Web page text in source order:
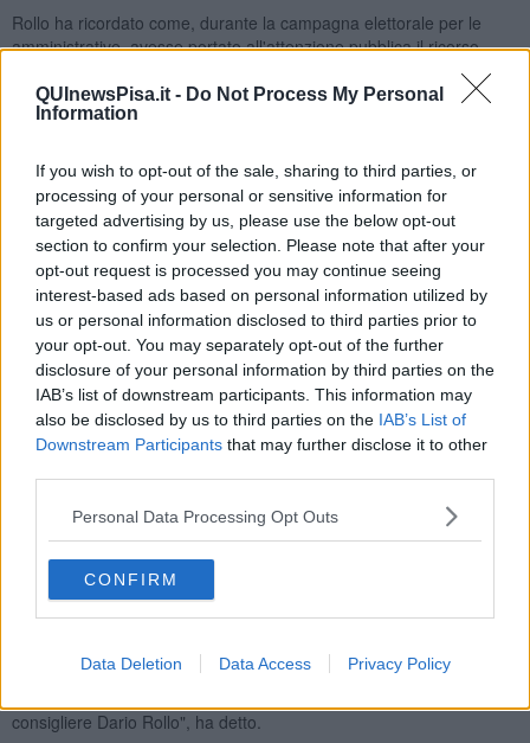
QUInewsPisa.it - Do Not Process My Personal
Information
If you wish to opt-out of the sale, sharing to third parties, or
processing of your personal or sensitive information for
targeted advertising by us, please use the below opt-out
section to confirm your selection. Please note that after your
opt-out request is processed you may continue seeing
interest-based ads based on personal information utilized by
us or personal information disclosed to third parties prior to
your opt-out. You may separately opt-out of the further
disclosure of your personal information by third parties on the
IAB’s list of downstream participants. This information may
also be disclosed by us to third parties on the IAB’s List of
Downstream Participants that may further disclose it to other
Personal Data Processing Opt Outs
CONFIRM
Data Deletion Data Access Privacy Policy
Rollo ha ricordato come, durante la campagna elettorale per le
amministrative, avesse portato all'attenzione pubblica il ricorso
promosso da un'organizzazione sindacale rappresentativa del
personale della Polizia Municipale contro il Comune per
comportamento antisindacale. Secondo il consigliere, la successiva
sindaco uscente.
"I fatti hanno definitivamente smentito il sindaco Betti e la sua
amministrazione. Quella che durante la campagna elettorale veniva
descritta come una semplice questione tecnica, quasi irrilevante, si
è conclusa con la soccombenza del Comune nella vertenza
sindacale promossa da un'organizzazione rappresentativa del
personale della Polizia Municipale", ha detto Rollo.
Il capogruppo ha aggiunto che "non era propaganda, non era una
ricostruzione fantasiosa e non era una notizia inventata. Era una
nazionale". Ha quindi chiesto chiarimenti sugli eventuali costi della
vicenda, domandandosi chi sosterrà le spese derivanti dalla
soccombenza del Comune.
Nella sua replica, il sindaco
accuse, sostenendo che il tema centrale riguarda la sicurezza del
territorio. "Il tema vero è: cosa può fare un Comune per la
sicurezza? Da questa domanda si dovrebbe partire, invece siamo
consigliere Dario Rollo", ha detto.